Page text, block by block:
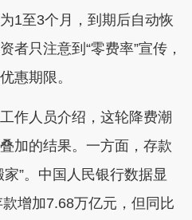
1至3个月，到期后自动恢
者只注意到“零费率”宣传，
惠期限。
人员介绍，这轮降费潮
加的结果。一方面，存款
”。中国人民银行数据显
增加7.68万亿元，但同比